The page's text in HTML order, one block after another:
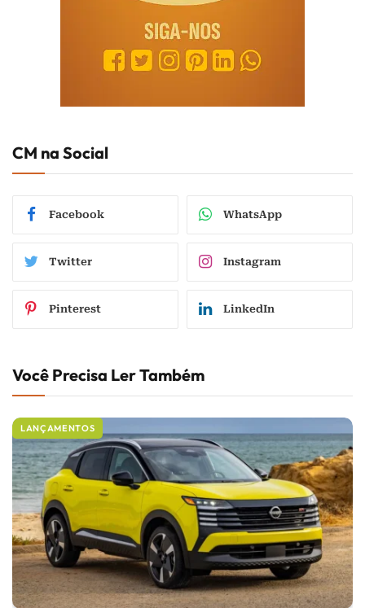
CM na Social
Facebook WhatsApp
Twitter Instagram
Pinterest LinkedIn
Você Precisa Ler Também
LANÇAMENTOS